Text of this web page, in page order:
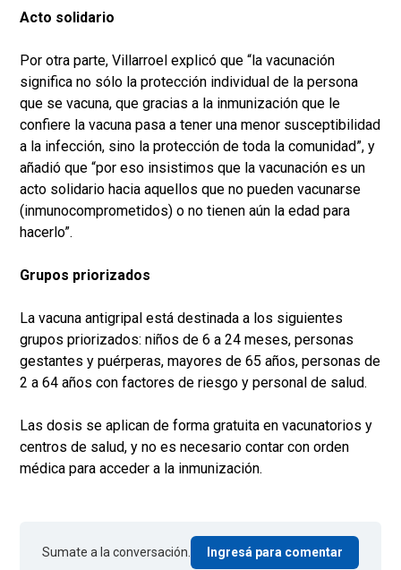
Acto solidario
Por otra parte, Villarroel explicó que “la vacunación
significa no sólo la protección individual de la persona
que se vacuna, que gracias a la inmunización que le
confiere la vacuna pasa a tener una menor susceptibilidad
a la infección, sino la protección de toda la comunidad”, y
añadió que “por eso insistimos que la vacunación es un
acto solidario hacia aquellos que no pueden vacunarse
(inmunocomprometidos) o no tienen aún la edad para
hacerlo”.
Grupos priorizados
La vacuna antigripal está destinada a los siguientes
grupos priorizados: niños de 6 a 24 meses, personas
gestantes y puérperas, mayores de 65 años, personas de
2 a 64 años con factores de riesgo y personal de salud.
Las dosis se aplican de forma gratuita en vacunatorios y
centros de salud, y no es necesario contar con orden
médica para acceder a la inmunización.
Sumate a la conversación. Ingresá para comentar